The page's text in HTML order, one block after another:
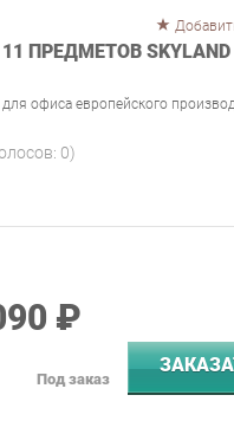
ПРЕДМЕТОВ SKYLAND
офиса европейского
0)
₽
Под заказ